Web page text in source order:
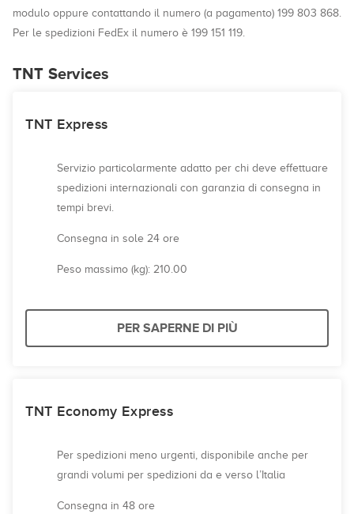
modulo oppure contattando il numero (a pagamento) 199 803 868.
Per le spedizioni FedEx il numero è 199 151 119.
TNT Services
TNT Express
Servizio particolarmente adatto per chi deve effettuare
spedizioni internazionali con garanzia di consegna in
tempi brevi.
Consegna in sole 24 ore
Peso massimo (kg): 210.00
PER SAPERNE DI PIÙ
TNT Economy Express
Per spedizioni meno urgenti, disponibile anche per
grandi volumi per spedizioni da e verso l’Italia
Consegna in 48 ore